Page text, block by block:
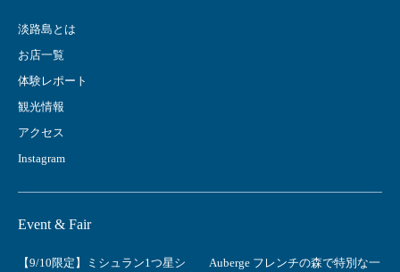
淡路島とは
お店一覧
体験レポート
観光情報
アクセス
Instagram
Event & Fair
【9/10限定】ミシュラン1つ星シ
Auberge フレンチの森で特別な一